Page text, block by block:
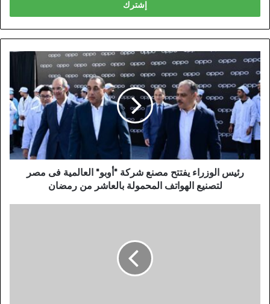
رئيس الوزراء يفتتح مصنع شركة "أوبو" العالمية فى مصر
لتصنيع الهواتف المحمولة بالعاشر من رمضان